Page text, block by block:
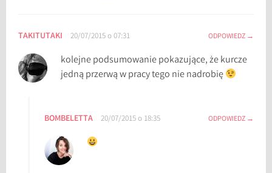
TAKITUTAKI 20/07/2015 o 07:31 ODPOWIEDZ
kolejne podsumowanie pokazujące, że kurcze
jedną przerwą w pracy tego nie nadrobię
BOMBELETTA 20/07/2015 o 18:35 ODPOWIEDZ